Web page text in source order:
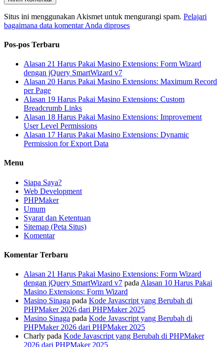
Situs ini menggunakan Akismet untuk mengurangi spam. Pelajari
bagaimana data komentar Anda diproses
Pos-pos Terbaru
Alasan 21 Harus Pakai Masino Extensions: Form Wizard
dengan jQuery SmartWizard v7
Alasan 20 Harus Pakai Masino Extensions: Maximum Record
per Page
Alasan 19 Harus Pakai Masino Extensions: Custom
Breadcrumb Links
Alasan 18 Harus Pakai Masino Extensions: Improvement
User Level Permissions
Alasan 17 Harus Pakai Masino Extensions: Dynamic
Permission for Export Data
Menu
Siapa Saya?
Web Development
PHPMaker
Umum
Syarat dan Ketentuan
Sitemap (Peta Situs)
Komentar
Komentar Terbaru
Alasan 21 Harus Pakai Masino Extensions: Form Wizard
dengan jQuery SmartWizard v7 pada Alasan 10 Harus Pakai
Masino Extensions: Form Wizard
Masino Sinaga pada Kode Javascript yang Berubah di
PHPMaker 2026 dari PHPMaker 2025
Masino Sinaga pada Kode Javascript yang Berubah di
PHPMaker 2026 dari PHPMaker 2025
Charly pada Kode Javascript yang Berubah di PHPMaker
2026 dari PHPMaker 2025